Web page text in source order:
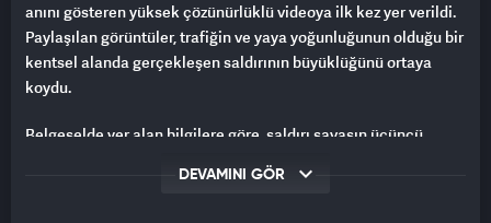
anını gösteren yüksek çözünürlüklü videoya ilk kez yer verildi.
Paylaşılan görüntüler, trafiğin ve yaya yoğunluğunun olduğu bir
kentsel alanda gerçekleşen saldırının büyüklüğünü ortaya
koydu.
Belgeselde yer alan bilgilere göre, saldırı savaşın üçüncü
bombardıman sonucunda, aralarında hamile bir kadın ve 16
DEVAMINI GÖR